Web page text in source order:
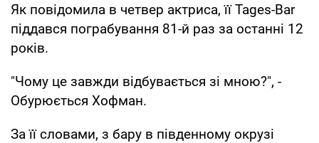
Як повідомила в четвер актриса, її Tages-Bar
піддався пограбування 81-й раз за останні 12
років.
"Чому це завжди відбувається зі мною?", -
Обурюється Хофман.
За її словами, з бару в південному окрузі